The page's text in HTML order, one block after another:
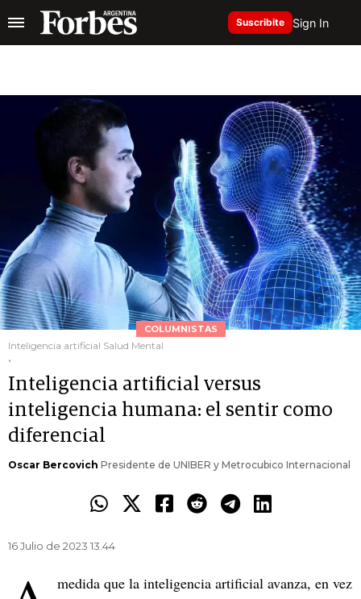
Suscribite Sign In
COLUMNISTAS
Inteligencia artificial Salud Mental
.
Inteligencia artificial versus
inteligencia humana: el sentir como
diferencial
Oscar Bercovich Presidente de UNIBER y Metrocubico Internacional
16 Julio de 2023 13.44
medida que la inteligencia artificial avanza, en vez